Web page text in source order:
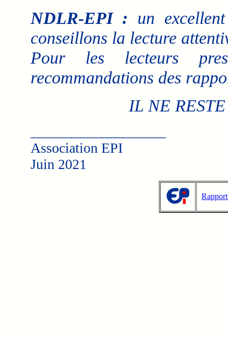
NDLR-EPI : un
conseillons la lecture
Pour les lecteurs
recommandations des
IL NE
Association EPI
Juin 2021